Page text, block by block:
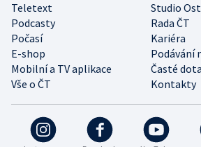
Teletext
Studio
Podcasty
Rada ČT
Počasí
Kariéra
E-shop
Podávání
Mobilní a TV aplikace
Časté
Vše o ČT
Kontakty